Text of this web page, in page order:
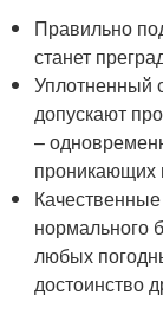
Правильно
станет
Уплотненный
допускают
–
проникающих
нормального
любых
достоинство